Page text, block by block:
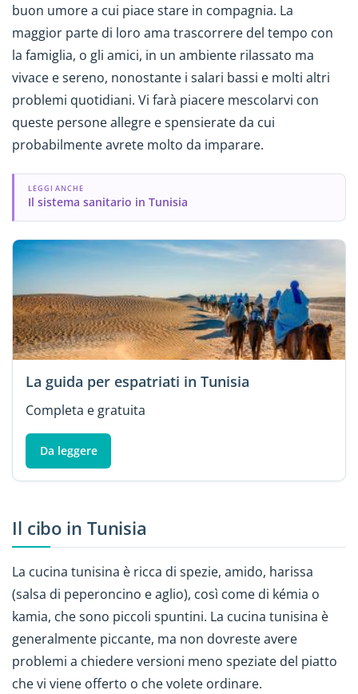
buon umore a cui piace stare in compagnia. La
maggior parte di loro ama trascorrere del tempo con
la famiglia, o gli amici, in un ambiente rilassato ma
vivace e sereno, nonostante i salari bassi e molti altri
problemi quotidiani. Vi farà piacere mescolarvi con
queste persone allegre e spensierate da cui
probabilmente avrete molto da imparare.
LEGGI ANCHE
Il sistema sanitario in Tunisia
La guida per espatriati in Tunisia
Completa e gratuita
Da leggere
Il cibo in Tunisia
La cucina tunisina è ricca di spezie, amido, harissa
(salsa di peperoncino e aglio), così come di kémia o
kamia, che sono piccoli spuntini. La cucina tunisina è
generalmente piccante, ma non dovreste avere
problemi a chiedere versioni meno speziate del piatto
che vi viene offerto o che volete ordinare.